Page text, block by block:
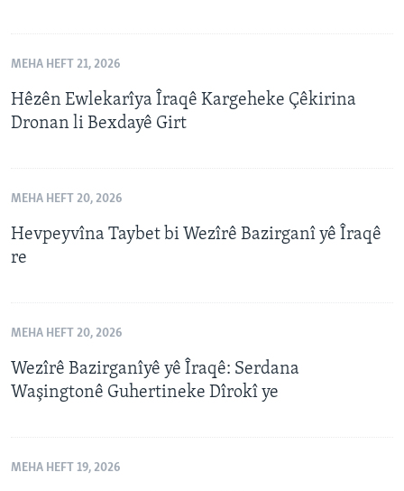
MEHA HEFT 21, 2026
Hêzên Ewlekarîya Îraqê Kargeheke Çêkirina
Dronan li Bexdayê Girt
MEHA HEFT 20, 2026
Hevpeyvîna Taybet bi Wezîrê Bazirganî yê Îraqê
re
MEHA HEFT 20, 2026
Wezîrê Bazirganîyê yê Îraqê: Serdana
Waşingtonê Guhertineke Dîrokî ye
MEHA HEFT 19, 2026